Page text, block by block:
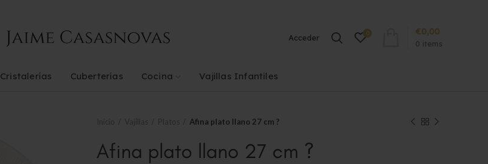
Acceder 0
0 items
€0,00
Cristalerías Cuberterías Cocina Vajillas Infantiles
Afina plato llano 27 cm ?
Afina plato llano 27 cm ?